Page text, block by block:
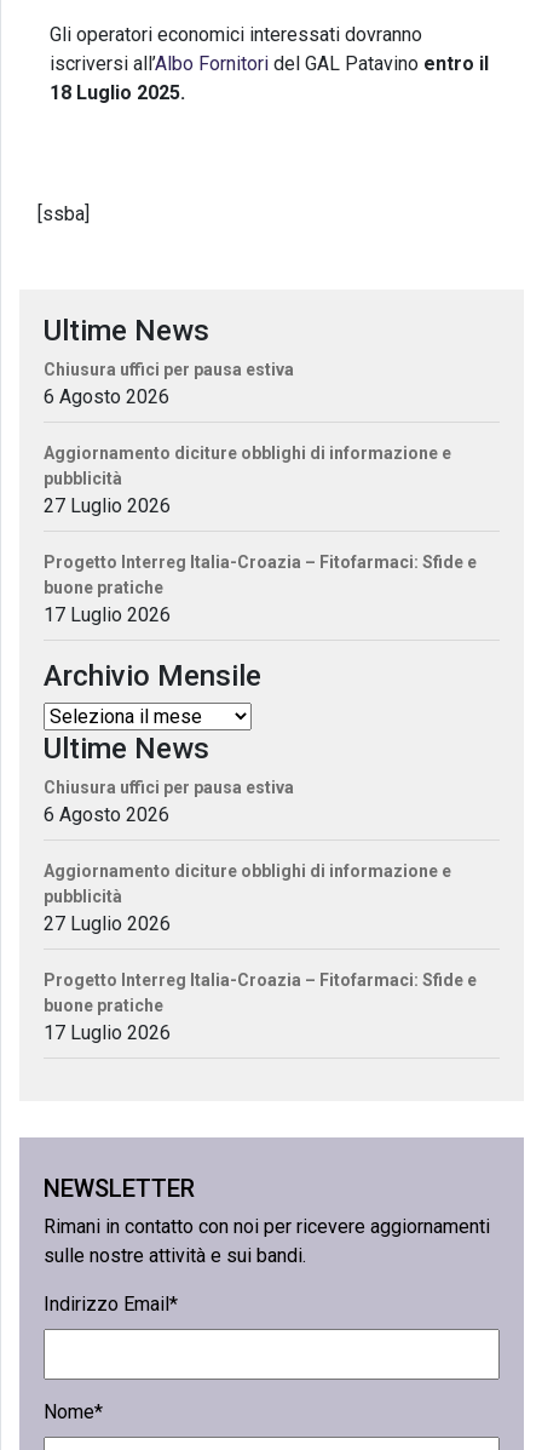
Gli operatori economici interessati dovranno
iscriversi all’Albo Fornitori del GAL Patavino entro il
18 Luglio 2025.
[ssba]
Ultime News
Chiusura uffici per pausa estiva
6 Agosto 2026
Aggiornamento diciture obblighi di informazione e
pubblicità
27 Luglio 2026
Progetto Interreg Italia-Croazia – Fitofarmaci: Sfide e
buone pratiche
17 Luglio 2026
Archivio Mensile
Ultime News
Chiusura uffici per pausa estiva
6 Agosto 2026
Aggiornamento diciture obblighi di informazione e
pubblicità
27 Luglio 2026
Progetto Interreg Italia-Croazia – Fitofarmaci: Sfide e
buone pratiche
17 Luglio 2026
NEWSLETTER
Rimani in contatto con noi per ricevere aggiornamenti
sulle nostre attività e sui bandi.
Indirizzo Email*
Nome*